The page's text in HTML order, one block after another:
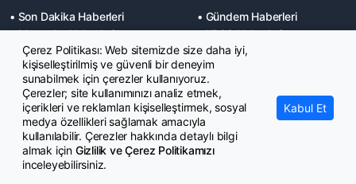
• Son Dakika Haberleri
• Gündem Haberleri
• Memurlar Haberleri
• KPSS Haberleri
• Ekonomi Haberleri
• Eğitim Haberleri
• Yaşam Haberleri
• Maaş Verileri Haberleri
• Mahkeme Kararları
Haberleri
Çerez Politikası: Web sitemizde size daha iyi,
kişiselleştirilmiş ve güvenli bir deneyim
sunabilmek için çerezler kullanıyoruz.
Çerezler; site kullanımınızı analiz etmek,
içerikleri ve reklamları kişiselleştirmek, sosyal
medya özellikleri sağlamak amacıyla
kullanılabilir. Çerezler hakkında detaylı bilgi
almak için Gizlilik ve Çerez Politikamızı
inceleyebilirsiniz.
Kabul Et